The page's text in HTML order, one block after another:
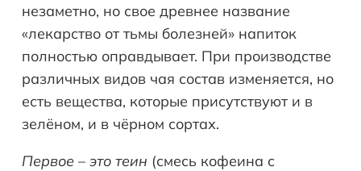
незаметно, но свое древнее название
«лекарство от тьмы болезней» напиток
полностью оправдывает. При производстве
различных видов чая состав изменяется, но
есть вещества, которые присутствуют и в
зелёном, и в чёрном сортах.
Первое – это теин (смесь кофеина с